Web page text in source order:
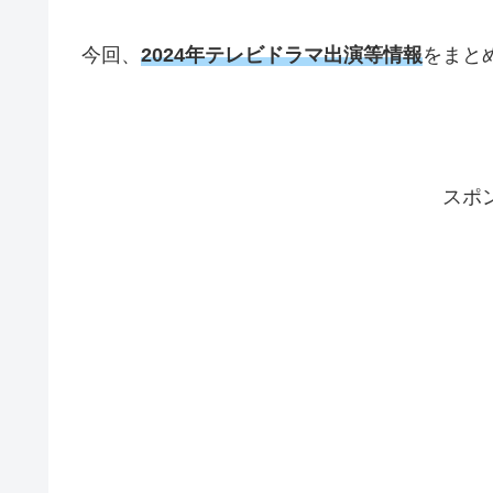
今回、 2024年テレビドラマ出演等情報をまと
スポ